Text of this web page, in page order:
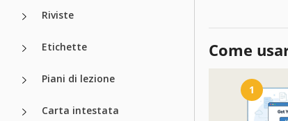
Riviste
Etichette
Piani di lezione
Carta intestata
Come
1